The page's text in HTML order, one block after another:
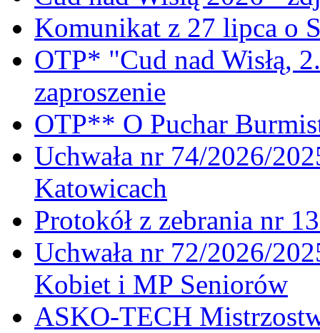
Komunikat z 27 lipca o
OTP* "Cud nad Wisłą,
zaproszenie
OTP** O Puchar
Uchwała nr 74/2026/
Katowicach
Protokół z zebrania nr
Uchwała nr 72/2026/
Kobiet i MP Seniorów
ASKO-TECH